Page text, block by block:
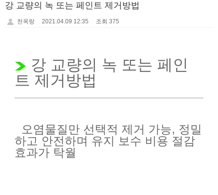
강 교량의 녹 또는 페인트 제거방법
천옥랑 2021.04.09 12:35 조회 375
강 교량의 녹 또는 페인
트 제거방법
오염물질만 선택적 제거 가능, 정밀
하고 안전하며 유지 보수 비용 절감
효과가 탁월